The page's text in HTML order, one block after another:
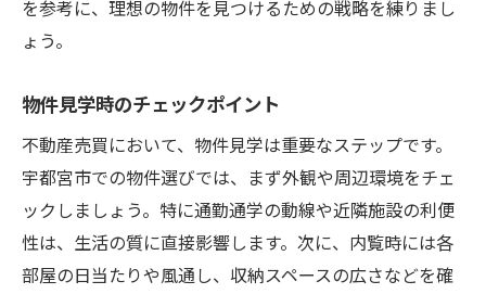
を参考に、理想の物件を見つけるための戦略を練りまし
ょう。
物件見学時のチェックポイント
不動産売買において、物件見学は重要なステップです。
宇都宮市での物件選びでは、まず外観や周辺環境をチェ
ックしましょう。特に通勤通学の動線や近隣施設の利便
性は、生活の質に直接影響します。次に、内覧時には各
部屋の日当たりや風通し、収納スペースの広さなどを確